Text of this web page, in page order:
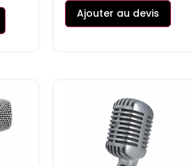
Ajouter au devis